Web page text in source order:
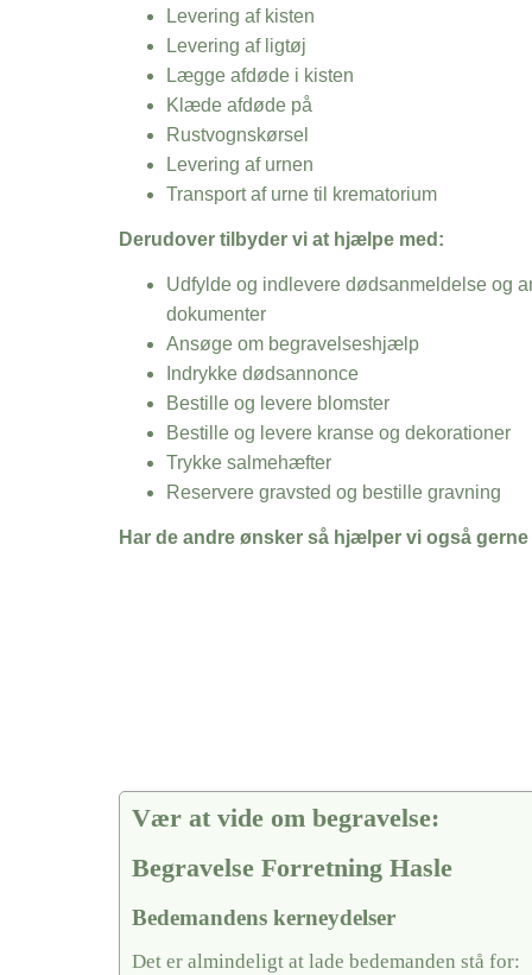
Levering af kisten
Levering af ligtøj
Lægge afdøde i kisten
Klæde afdøde på
Rustvognskørsel
Levering af urnen
Transport af urne til krematorium
Derudover tilbyder vi at hjælpe med:
Udfylde og indlevere dødsanmeldelse og
dokumenter
Ansøge om begravelseshjælp
Indrykke dødsannonce
Bestille og levere blomster
Bestille og levere kranse og dekorationer
Trykke salmehæfter
Reservere gravsted og bestille gravning
Har de andre ønsker så hjælper vi også gerne
Vær at vide om begravelse:
Begravelse Forretning Hasle
Bedemandens kerneydelser
Det er almindeligt at lade bedemanden stå for: